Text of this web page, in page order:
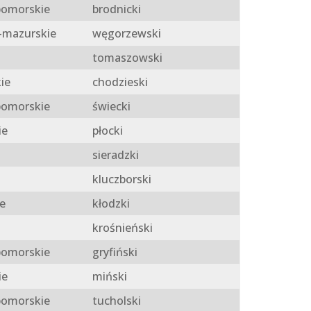
brodnicki
węgorzewski
tomaszowski
chodzieski
świecki
płocki
sieradzki
kluczborski
kłodzki
krośnieński
gryfiński
miński
tucholski